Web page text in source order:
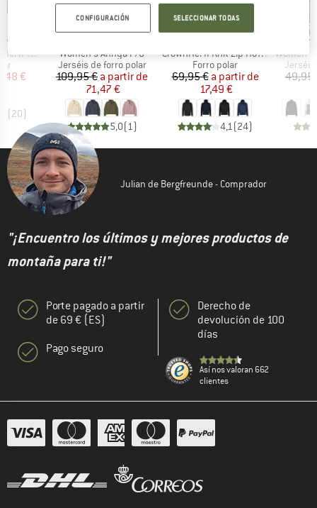
Hoody
reducido
€
(20)
MARCA
PATAGONIA
Artículo
Women's Ahnya P/O
Product group
Jerséis de forro polar
Precio
109,95 € Precio reducido
a partir de
71,47 €
5,0(1)
Descuento
hasta un 35%
MARCA
HEBER PEAK
Artículo
CrownHe. II Knit Zip Hoody
Product group
Forro polar
Precio
69,95 € Precio reducido
a partir de
17,49 €
4,1(24)
Descuento
hasta un 75%
Artículo
Women's Benton
49,95
Julian de Bergfreunde - Comprador
"¡Encuentro los últimos y mejores productos de
montaña para ti!"
Porte pagado a partir
de 69 € (ES)
Pago seguro
Derecho de
devolución de 100
días
Así nos valoran 662
clientes
CONFIGURACIÓN SELECCIONAR TODAS